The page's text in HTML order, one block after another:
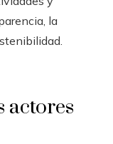
la
actores